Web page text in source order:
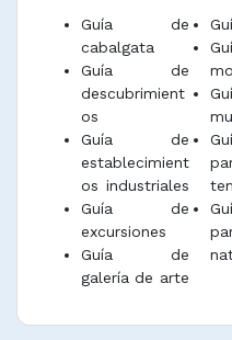
Guía de
cabalgata
Guía de
descubrimient
os
Guía de
establecimient
os industriales
Guía de
excursiones
Guía de
galería de arte